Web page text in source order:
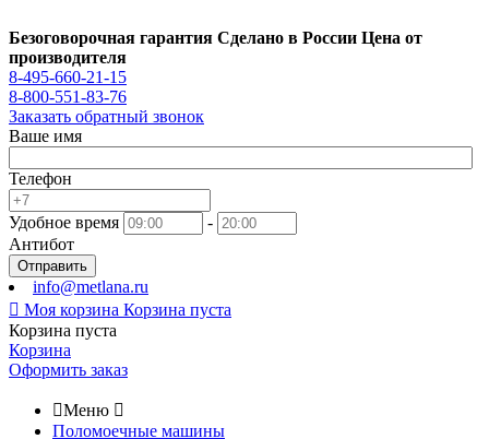
Безоговорочная гарантия Сделано в России Цена от
производителя
8-495-660-21-15
8-800-551-83-76
Заказать обратный звонок
Ваше имя
Телефон
Удобное время
-
Антибот
Отправить
info@metlana.ru
 Моя корзина Корзина пуста
Корзина пуста
Корзина
Оформить заказ
Меню 
Поломоечные машины